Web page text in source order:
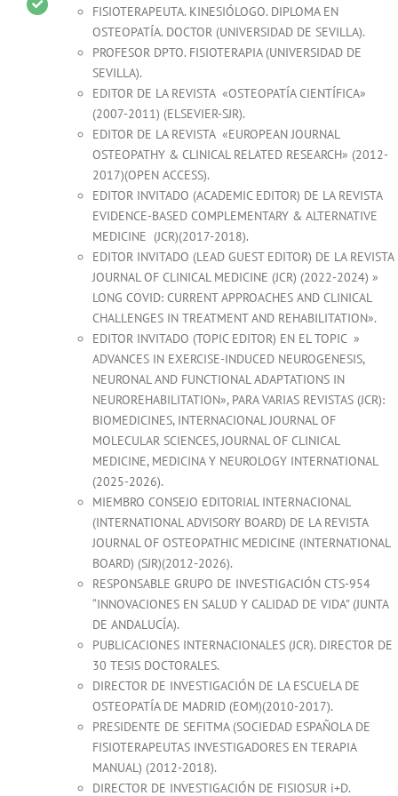
FISIOTERAPEUTA. KINESIÓLOGO. DIPLOMA EN
OSTEOPATÍA. DOCTOR (UNIVERSIDAD DE SEVILLA).
PROFESOR DPTO. FISIOTERAPIA (UNIVERSIDAD DE
SEVILLA).
EDITOR DE LA REVISTA «OSTEOPATÍA CIENTÍFICA»
(2007-2011) (ELSEVIER-SJR).
EDITOR DE LA REVISTA «EUROPEAN JOURNAL
OSTEOPATHY & CLINICAL RELATED RESEARCH» (2012-
2017)(OPEN ACCESS).
EDITOR INVITADO (ACADEMIC EDITOR) DE LA REVISTA
EVIDENCE-BASED COMPLEMENTARY & ALTERNATIVE
MEDICINE (JCR)(2017-2018).
EDITOR INVITADO (LEAD GUEST EDITOR) DE LA REVISTA
JOURNAL OF CLINICAL MEDICINE (JCR) (2022-2024) »
LONG COVID: CURRENT APPROACHES AND CLINICAL
CHALLENGES IN TREATMENT AND REHABILITATION».
EDITOR INVITADO (TOPIC EDITOR) EN EL TOPIC »
ADVANCES IN EXERCISE-INDUCED NEUROGENESIS,
NEURONAL AND FUNCTIONAL ADAPTATIONS IN
NEUROREHABILITATION», PARA VARIAS REVISTAS (JCR):
BIOMEDICINES, INTERNACIONAL JOURNAL OF
MOLECULAR SCIENCES, JOURNAL OF CLINICAL
MEDICINE, MEDICINA Y NEUROLOGY INTERNATIONAL
(2025-2026).
MIEMBRO CONSEJO EDITORIAL INTERNACIONAL
(INTERNATIONAL ADVISORY BOARD) DE LA REVISTA
JOURNAL OF OSTEOPATHIC MEDICINE (INTERNATIONAL
BOARD) (SJR)(2012-2026).
RESPONSABLE GRUPO DE INVESTIGACIÓN CTS-954
“INNOVACIONES EN SALUD Y CALIDAD DE VIDA” (JUNTA
DE ANDALUCÍA).
PUBLICACIONES INTERNACIONALES (JCR). DIRECTOR DE
30 TESIS DOCTORALES.
DIRECTOR DE INVESTIGACIÓN DE LA ESCUELA DE
OSTEOPATÍA DE MADRID (EOM)(2010-2017).
PRESIDENTE DE SEFITMA (SOCIEDAD ESPAÑOLA DE
FISIOTERAPEUTAS INVESTIGADORES EN TERAPIA
MANUAL) (2012-2018).
DIRECTOR DE INVESTIGACIÓN DE FISIOSUR i+D.